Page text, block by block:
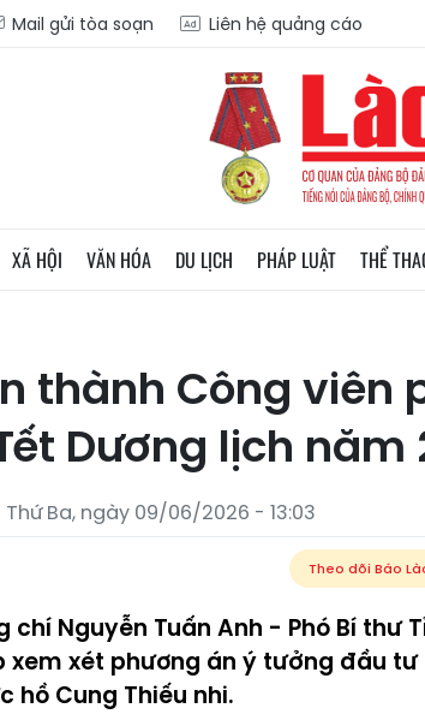
Mail gửi tòa soạn Liên hệ quảng cáo
XÃ HỘI VĂN HÓA DU LỊCH PHÁP LUẬT THỂ
thành Công viên
Dương lịch năm
Thứ Ba, ngày 09/06/2026 - 13:03
Theo dõi Báo
chí Nguyễn Tuấn Anh - Phó Bí thư
xem xét phương án ý tưởng đầu tư
hồ Cung Thiếu nhi.